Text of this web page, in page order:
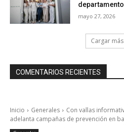
departamento
mayo 27, 2026
Cargar más
COMENTARIOS RECIENTES